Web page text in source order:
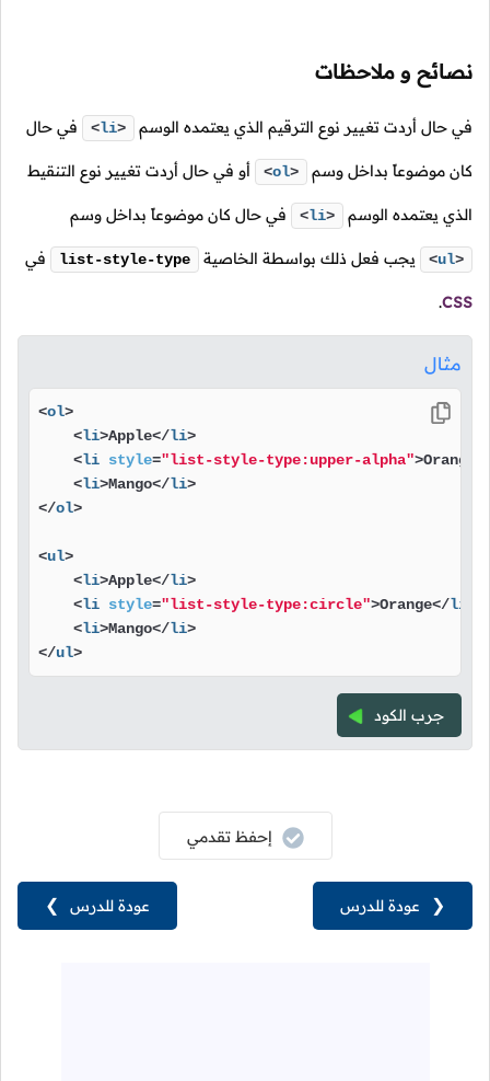
نصائح و ملاحظات
في حال أردت تغيير نوع الترقيم الذي يعتمده الوسم <li> في حال
كان موضوعاً بداخل وسم <ol> أو في حال أردت تغيير نوع التنقيط
الذي يعتمده الوسم <li> في حال كان موضوعاً بداخل وسم
<ul> يجب فعل ذلك بواسطة الخاصية list-style-type في
CSS
.
مثال
<ol>
<li>Apple</li>
<li style="list-style-type:upper-alpha">Orange
<li>Mango</li>
</ol>
<ul>
<li>Apple</li>
<li style="list-style-type:circle">Orange</li
<li>Mango</li>
</ul>
جرب الكود
عودة للدرس ❯
إحفظ تقدمي
❮ عودة للدرس